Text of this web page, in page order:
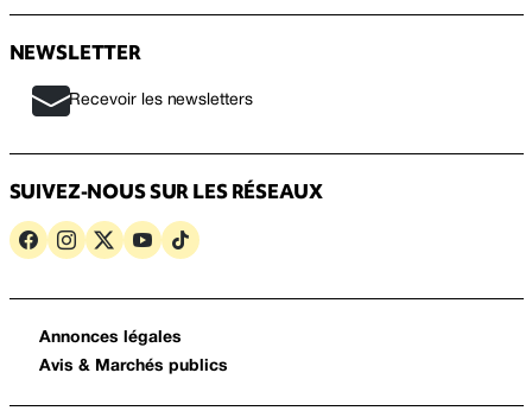
NEWSLETTER
Recevoir les newsletters
SUIVEZ-NOUS SUR LES RÉSEAUX
Annonces légales
Avis & Marchés publics